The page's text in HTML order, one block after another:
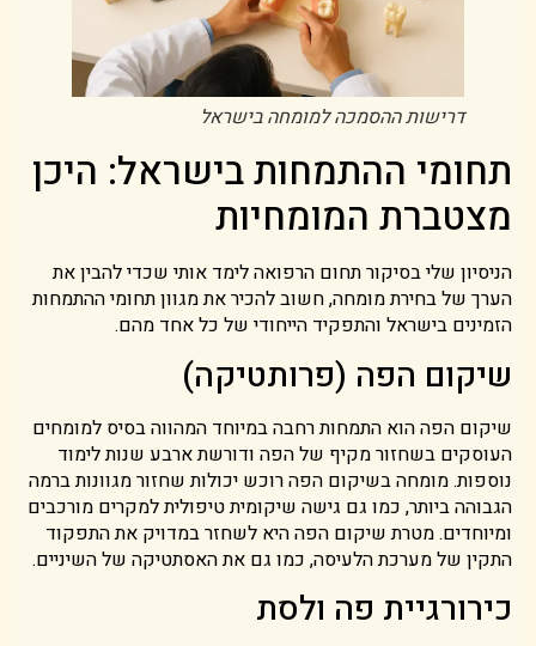
דרישות ההסמכה למומחה בישראל
תחומי ההתמחות בישראל: היכן
מצטברת המומחיות
הניסיון שלי בסיקור תחום הרפואה לימד אותי שכדי להבין את
הערך של בחירת מומחה, חשוב להכיר את מגוון תחומי ההתמחות
הזמינים בישראל והתפקיד הייחודי של כל אחד מהם.
שיקום הפה (פרותטיקה)
שיקום הפה הוא התמחות רחבה במיוחד המהווה בסיס למומחים
העוסקים בשחזור מקיף של הפה ודורשת ארבע שנות לימוד
נוספות. מומחה בשיקום הפה רוכש יכולות שחזור מגוונות ברמה
הגבוהה ביותר, כמו גם גישה שיקומית טיפולית למקרים מורכבים
ומיוחדים. מטרת שיקום הפה היא לשחזר במדויק את התפקוד
התקין של מערכת הלעיסה, כמו גם את האסתטיקה של השיניים.
כירורגיית פה ולסת